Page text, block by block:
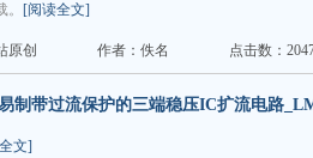
[阅读全文]
原创 作者：佚名 点击数：
制带过流保护的三端稳压IC扩流电路
文]